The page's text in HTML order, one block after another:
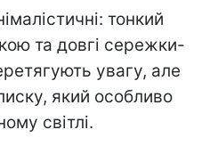
тонкий
та довгі сережки-
увагу, але
який особливо
світлі.